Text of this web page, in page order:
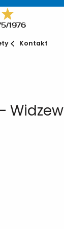
1976
Kontakt
Widzew